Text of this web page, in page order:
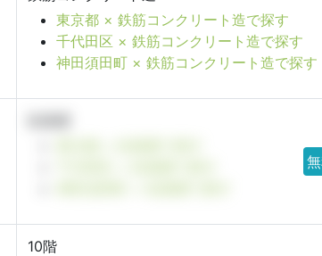
東京都 × 鉄筋コンクリート造で探す
千代田区 × 鉄筋コンクリート造で探す
神田須田町 × 鉄筋コンクリート造で探す
10階